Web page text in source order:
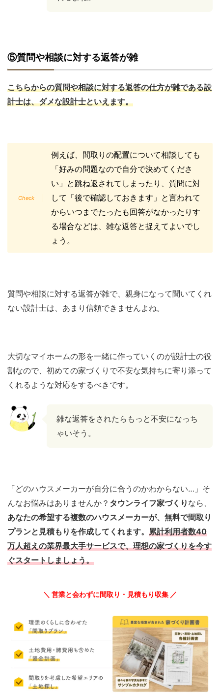
⑤質問や相談に対する返答が雑
こちらからの質問や相談に対する返答の仕方が雑である設
計士は、ダメな設計士といえます。
例えば、間取りの配置について相談しても
「好みの問題なので自分で決めてくださ
い」と跳ね返されてしまったり、質問に対
して「後で確認しておきます」と言われて
からいつまでたったも回答がなかったりす
る場合などは、雑な返答と捉えてよいでし
ょう。
質問や相談に対する返答が雑で、親身になって聞いてくれ
ない設計士は、あまり信頼できませんよね。
大切なマイホームの形を一緒に作っていくのが設計士の役
割なので、初めての家づくりで不安な気持ちに寄り添って
くれるような対応をするべきです。
雑な返答をされたらもっと不安になっち
ゃいそう。
「どのハウスメーカーが自分に合うのかわからない…」そ
んなお悩みはありませんか？ タウンライフ家づくり なら、
あなたの希望する複数のハウスメーカーが、無料で間取り
プランと見積もりを作成してくれます。 累計利用者数40
万人超えの業界最大手サービスで、理想の家づくりを今す
ぐスタートしましょう。
＼ 営業と会わずに間取り・見積もり収集 ／